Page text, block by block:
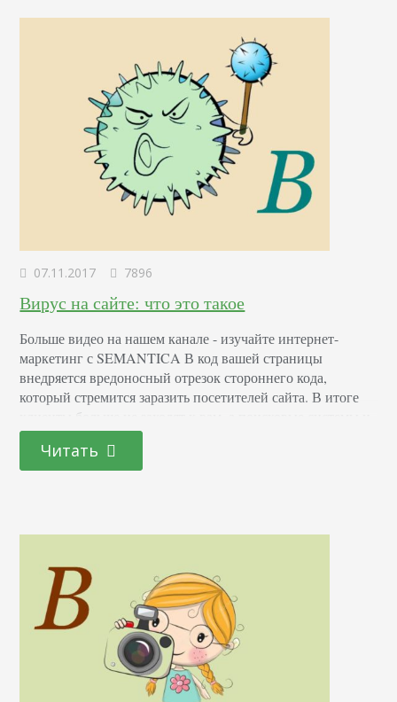
07.11.2017 7896
Вирус на сайте: что это такое
Больше видео на нашем канале - изучайте интернет-
маркетинг с SEMANTICA В код вашей страницы
внедряется вредоносный отрезок стороннего кода,
который стремится заразить посетителей сайта. В итоге
клиенты больше не заходят к вам, а поисковые системы и
антивирусы включают вас в черные списки. SEO-
катастрофа. Какие бывают вирусы на сайте Все вирусы,
заражающие веб-ресурсы можно разделить на виды:
Читать